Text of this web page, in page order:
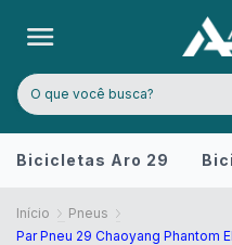
Bicicletas Aro 29
Início
Pneus
Par Pneu 29 Chaoyang Phantom